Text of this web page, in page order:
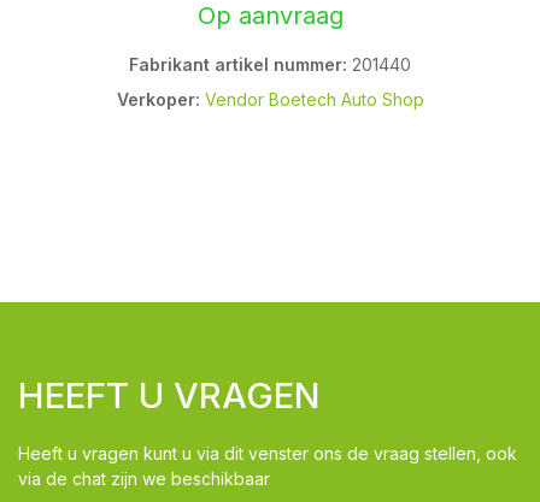
Op aanvraag
Fabrikant artikel nummer: 201440
Verkoper: Vendor Boetech Auto Shop
HEEFT U VRAGEN
Heeft u vragen kunt u via dit venster ons de vraag stellen, ook
via de chat zijn we beschikbaar